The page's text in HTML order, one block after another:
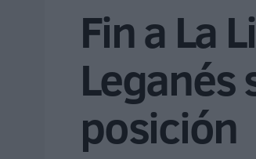
Fin a La
Leganés
posición